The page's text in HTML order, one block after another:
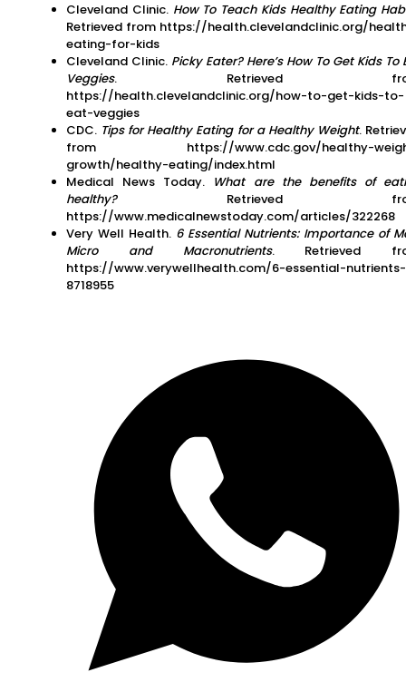
Cleveland Clinic. How To Teach Kids Healthy Eating
Retrieved from https://health.clevelandclinic.org/
eating-for-kids
Cleveland Clinic. Picky Eater? Here’s How To Get Kids To
Veggies. Retrieved
https://health.clevelandclinic.org/how-to-get-kids-to-
eat-veggies
CDC. Tips for Healthy Eating for a Healthy Weight.
from https://www.cdc.gov/healthy-
growth/healthy-eating/index.html
Medical News Today. What are the benefits of
healthy?Retrieved
https://www.medicalnewstoday.com/articles/322268
Very Well Health. 6 Essential Nutrients: Importance of
Micro and Macronutrients. Retrieved
https://www.verywellhealth.com/6-essential-nutrients-
8718955